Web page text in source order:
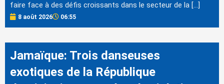
faire face à des défis croissants dans le secteur de la […]
8 août 2026 06:55
Jamaïque: Trois danseuses
exotiques de la République